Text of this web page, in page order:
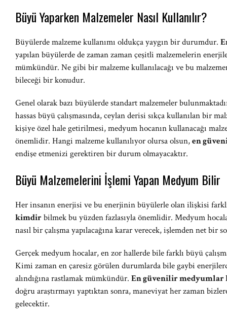
Büyü Yaparken Malzemeler Nasıl Kullanılır?
Büyülerde malzeme kullanımı oldukça yaygın bir durumdur.
yapılan büyülerde de zaman zaman çeşitli malzemelerin
mümkündür. Ne gibi bir malzeme kullanılacağı ve bu
bileceği bir konudur.
Genel olarak bazı büyülerde standart malzemeler
hassas büyü çalışmasında, ceylan derisi sıkça kullanılan bir
kişiye özel hale getirilmesi, medyum hocanın kullanacağı
önemlidir. Hangi malzeme kullanılıyor olursa olsun,en
endişe etmenizi gerektiren bir durum olmayacaktır.
Büyü Malzemelerini İşlemi Yapan Medyum Bilir
Her insanın enerjisi ve bu enerjinin büyülerle olan ilişkisi
kimdirbilmek bu yüzden fazlasıyla önemlidir. Medyum
nasıl bir çalışma yapılacağına karar verecek, işlemden net bir
Gerçek medyum hocalar, en zor hallerde bile farklı büyü
Kimi zaman en çaresiz görülen durumlarda bile gaybi
alındığına rastlamak mümkündür. En güvenilir
doğru araştırmayı yaptıktan sonra, maneviyat her zaman
gelecektir.